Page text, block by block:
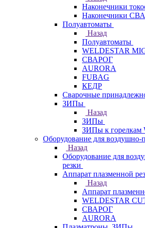
Наконечники
Наконечники
Полуавтоматы
Назад
Полуавтоматы
WELDESTAR
СВАРОГ
AURORA
FUBAG
КЕДР
Сварочные
ЗИПы
Назад
ЗИПы
ЗИПы к горелкам
Оборудование для воздушно-
Назад
Оборудование для
резки
Аппарат плазменной
Назад
Аппарат
WELDESTAR
СВАРОГ
AURORA